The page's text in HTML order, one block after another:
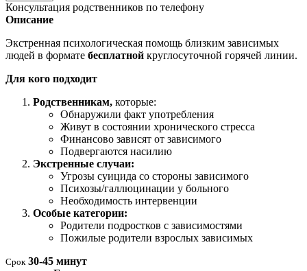
Консультация родственников по телефону
Описание
Экстренная психологическая помощь близким зависимых
людей в формате бесплатной круглосуточной горячей линии.
Для кого подходит
Родственникам, которые:
Обнаружили факт употребления
Живут в состоянии хронического стресса
Финансово зависят от зависимого
Подвергаются насилию
Экстренные случаи:
Угрозы суицида со стороны зависимого
Психозы/галлюцинации у больного
Необходимость интервенции
Особые категории:
Родители подростков с зависимостями
Пожилые родители взрослых зависимых
Срок 30-45 минут